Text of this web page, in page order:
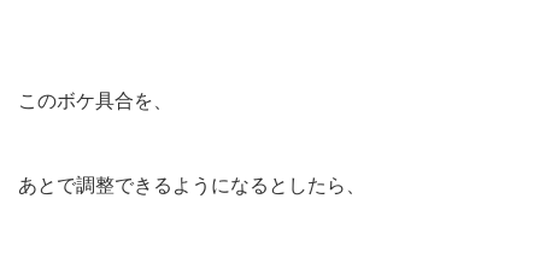
このボケ具合を、
あとで調整できるようになるとしたら、